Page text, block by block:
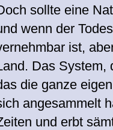
sollte eine
wenn der
ist,
Das System,
die ganze
angesammelt
und erbt